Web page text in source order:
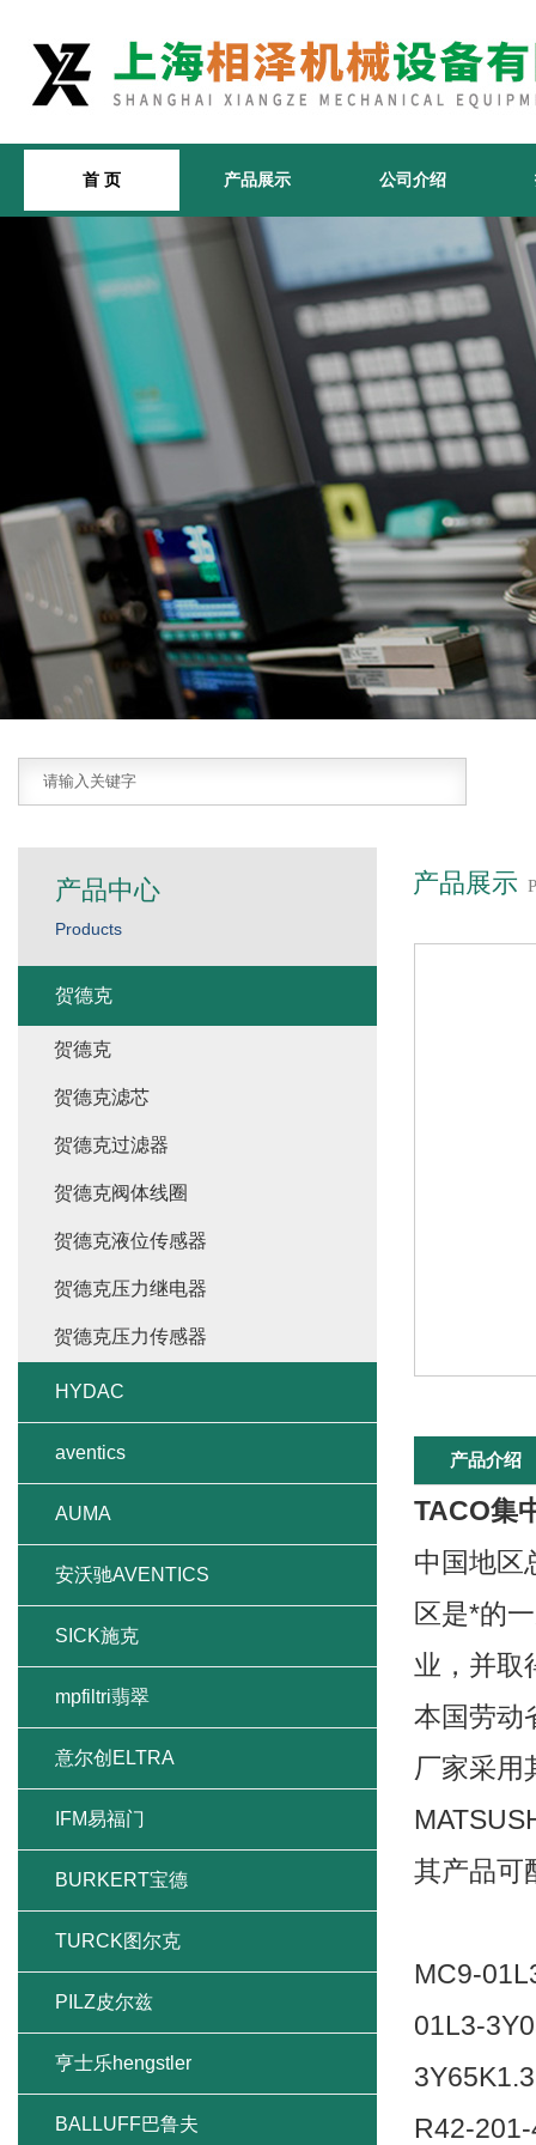
首 页 产品展示 公司介绍
产品展示
产品介绍
TACO集
中国地区
区是*的
业，并取
本国劳动
厂家采用
其产品可
MC9-
01L3-
R42-
产品中心
Products
贺德克
贺德克
贺德克滤芯
贺德克过滤器
贺德克阀体线圈
贺德克液位传感器
贺德克压力继电器
贺德克压力传感器
HYDAC
aventics
AUMA
安沃驰AVENTICS
SICK施克
mpfiltri翡翠
意尔创ELTRA
IFM易福门
BURKERT宝德
TURCK图尔克
PILZ皮尔兹
亨士乐hengstler
BALLUFF巴鲁夫